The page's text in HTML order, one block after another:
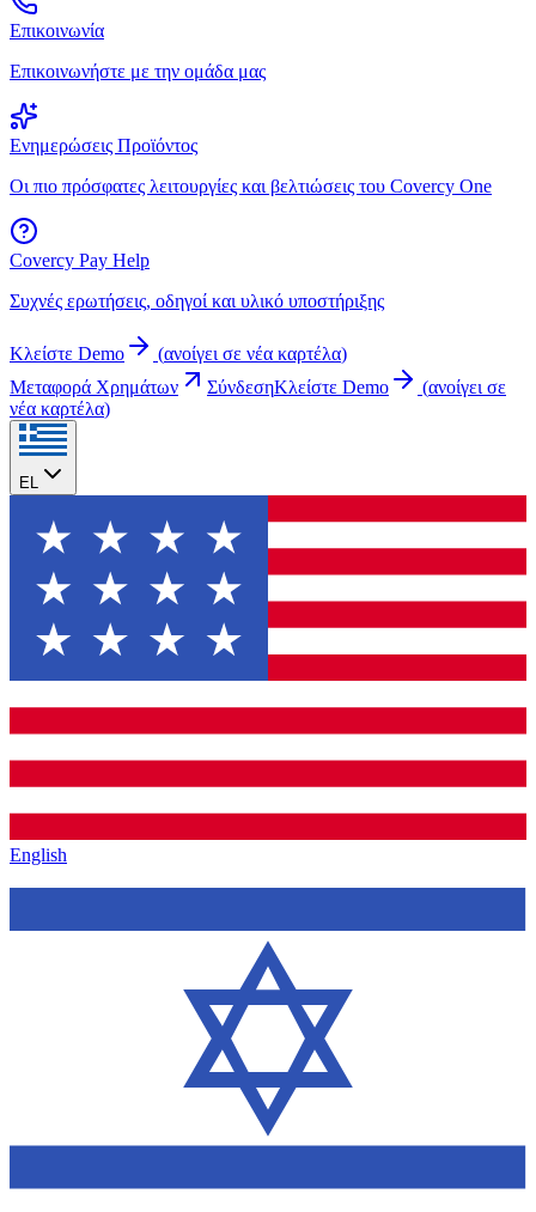
Επικοινωνία
Επικοινωνήστε με την ομάδα μας
Ενημερώσεις Προϊόντος
Οι πιο πρόσφατες λειτουργίες και βελτιώσεις του Covercy One
Covercy Pay Help
Συχνές ερωτήσεις, οδηγοί και υλικό υποστήριξης
Κλείστε Demo (ανοίγει σε νέα καρτέλα)
Μεταφορά Χρημάτων
ΣύνδεσηΚλείστε Demo (ανοίγει σε
νέα καρτέλα)
EL
English